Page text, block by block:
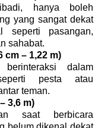
hanya boleh
yang sangat dekat
seperti pasangan,
sahabat.
cm – 1,22 m)
dalam
pesta atau
teman.
3,6 m)
saat berbicara